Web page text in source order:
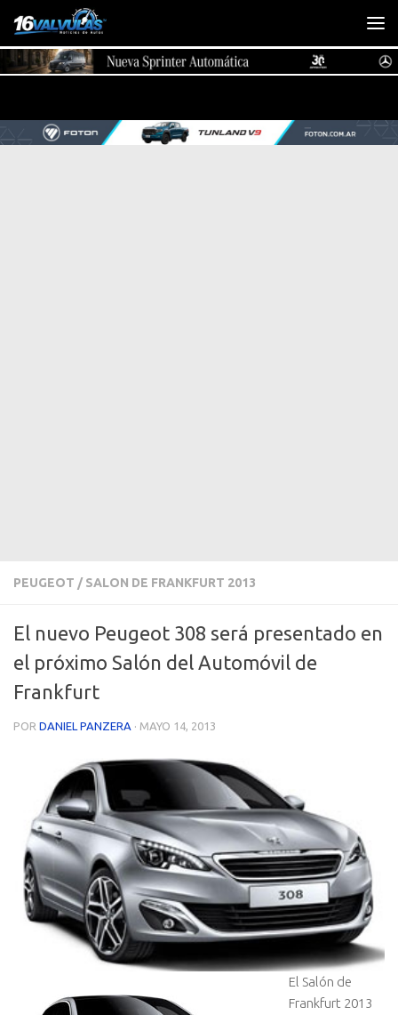
Saltar al contenido
PEUGEOT / SALON DE FRANKFURT 2013
El nuevo Peugeot 308 será presentado en
el próximo Salón del Automóvil de
Frankfurt
POR DANIEL PANZERA · MAYO 14, 2013
El Salón de
Frankfurt 2013